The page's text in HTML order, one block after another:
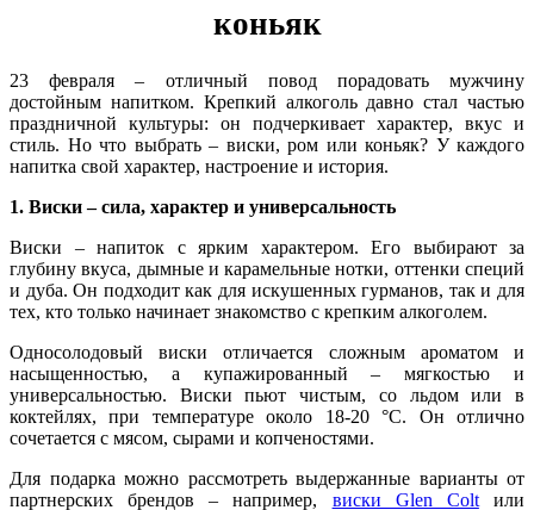
коньяк
23 февраля – отличный повод порадовать мужчину
достойным напитком. Крепкий алкоголь давно стал частью
праздничной культуры: он подчеркивает характер, вкус и
стиль. Но что выбрать – виски, ром или коньяк? У каждого
напитка свой характер, настроение и история.
1. Виски – сила, характер и универсальность
Виски – напиток с ярким характером. Его выбирают за
глубину вкуса, дымные и карамельные нотки, оттенки специй
и дуба. Он подходит как для искушенных гурманов, так и для
тех, кто только начинает знакомство с крепким алкоголем.
Односолодовый виски отличается сложным ароматом и
насыщенностью, а купажированный – мягкостью и
универсальностью. Виски пьют чистым, со льдом или в
коктейлях, при температуре около 18-20 °C. Он отлично
сочетается с мясом, сырами и копченостями.
Для подарка можно рассмотреть выдержанные варианты от
партнерских брендов – например, виски Glen Coltили